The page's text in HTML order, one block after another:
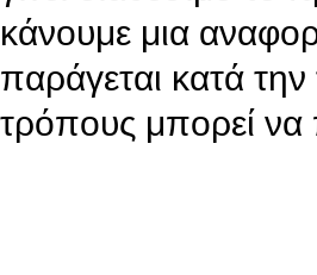
κάνουμε μια
παράγεται κατά
τρόπους μπορεί να